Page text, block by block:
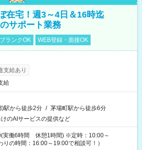
在宅！週3～4日＆16時迄
サポート業務
ブランクOK WEB登録・面接OK
支給あり
給
)駅から徒歩2分 / 茅場町駅から徒歩6分
のAIサービスの提供など
実働6時間 休憩1時間) ※定時：10:00～
の時間：16:00～19:00で相談可！）